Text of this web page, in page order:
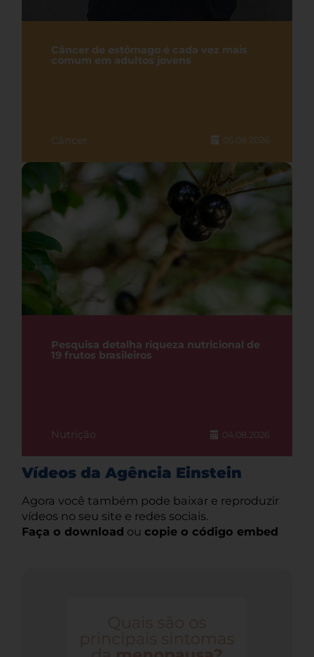
Câncer de estômago é cada vez mais
comum em adultos jovens
Câncer 05.08.2026
Pesquisa detalha riqueza nutricional de
19 frutos brasileiros
Nutrição 04.08.2026
Vídeos da Agência Einstein
Agora você também pode baixar e reproduzir
vídeos no seu site e redes sociais.
Faça o download ou copie o código embed